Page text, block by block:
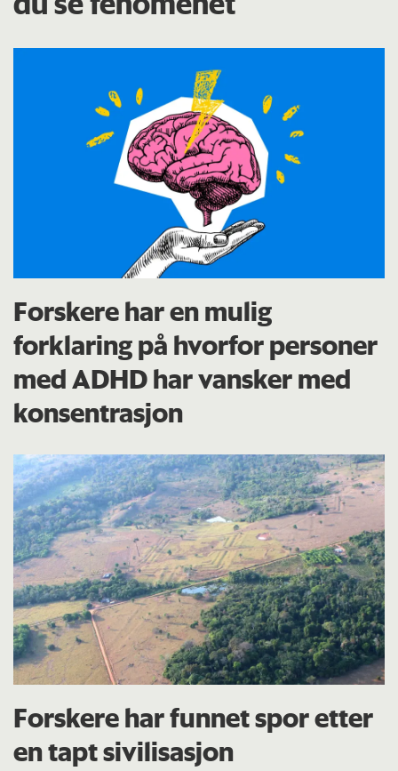
Forskere har en mulig
forklaring på hvorfor personer
med ADHD har vansker med
konsentrasjon
Forskere har funnet spor etter
en tapt sivilisasjon